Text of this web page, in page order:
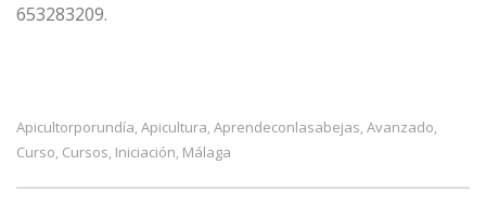
653283209.
Apicultorporundía, Apicultura, Aprendeconlasabejas, Avanzado,
Curso, Cursos, Iniciación, Málaga